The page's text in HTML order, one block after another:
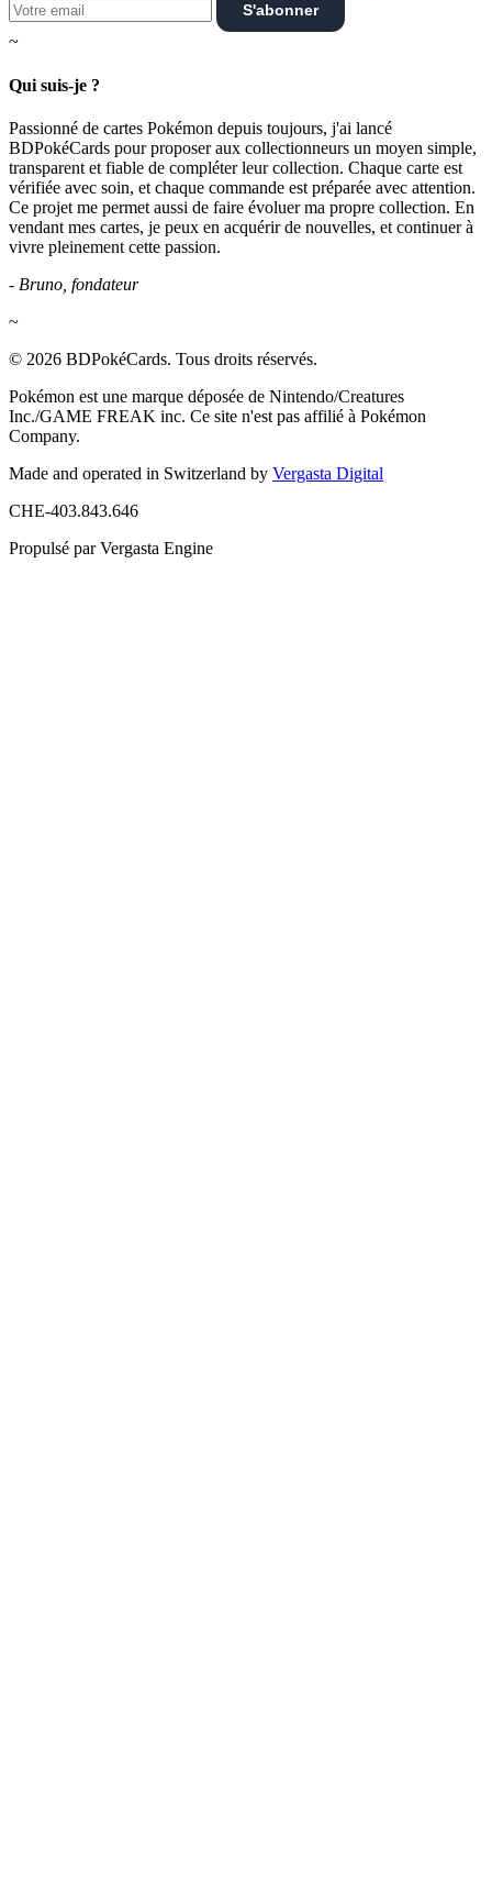
S'abonner
~
Qui suis-je ?
Passionné de cartes Pokémon depuis toujours, j'ai lancé
BDPokéCards pour proposer aux collectionneurs un moyen simple,
transparent et fiable de compléter leur collection. Chaque carte est
vérifiée avec soin, et chaque commande est préparée avec attention.
Ce projet me permet aussi de faire évoluer ma propre collection. En
vendant mes cartes, je peux en acquérir de nouvelles, et continuer à
vivre pleinement cette passion.
- Bruno, fondateur
~
© 2026 BDPokéCards. Tous droits réservés.
Pokémon est une marque déposée de Nintendo/Creatures
Inc./GAME FREAK inc. Ce site n'est pas affilié à Pokémon
Company.
Made and operated in Switzerland by Vergasta Digital
CHE-403.843.646
Propulsé par Vergasta Engine